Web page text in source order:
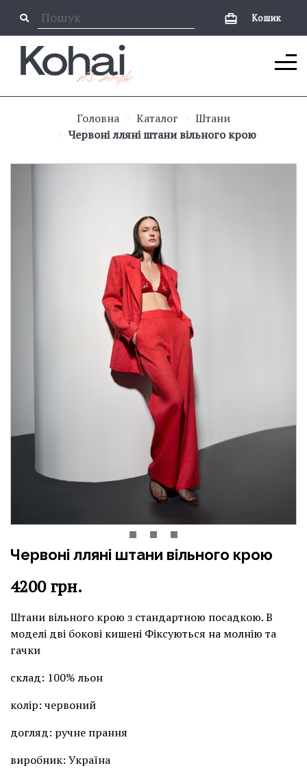
Кошик
Головна Каталог
Штани
Червоні лляні штани вільного крою
Червоні лляні штани вільного крою
4200грн.
Штани вільного крою з стандартною посадкою. В
моделі дві бокові кишені Фіксуються на молнію та
гачки
склад: 100% льон
колір: червоний
догляд: ручне прання
виробник: Україна